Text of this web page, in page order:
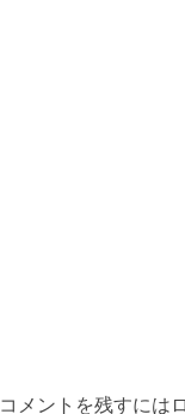
コメントを残すには